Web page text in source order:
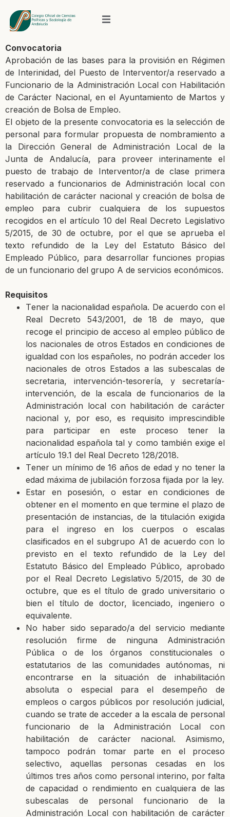
Convocatoria
Aprobación de las bases para la provisión en Régimen
de Interinidad, del Puesto de Interventor/a reservado a
Funcionario de la Administración Local con Habilitación
de Carácter Nacional, en el Ayuntamiento de Martos y
creación de Bolsa de Empleo.
El objeto de la presente convocatoria es la selección de
personal para formular propuesta de nombramiento a
la Dirección General de Administración Local de la
Junta de Andalucía, para proveer interinamente el
puesto de trabajo de Interventor/a de clase primera
reservado a funcionarios de Administración local con
habilitación de carácter nacional y creación de bolsa de
empleo para cubrir cualquiera de los supuestos
recogidos en el artículo 10 del Real Decreto Legislativo
5/2015, de 30 de octubre, por el que se aprueba el
texto refundido de la Ley del Estatuto Básico del
Empleado Público, para desarrollar funciones propias
de un funcionario del grupo A de servicios económicos.
Requisitos
Tener la nacionalidad española. De acuerdo con el
Real Decreto 543/2001, de 18 de mayo, que
recoge el principio de acceso al empleo público de
los nacionales de otros Estados en condiciones de
igualdad con los españoles, no podrán acceder los
nacionales de otros Estados a las subescalas de
secretaria, intervención-tesorería, y secretaría-
intervención, de la escala de funcionarios de la
Administración local con habilitación de carácter
nacional y, por eso, es requisito imprescindible
para participar en este proceso tener la
nacionalidad española tal y como también exige el
artículo 19.1 del Real Decreto 128/2018.
Tener un mínimo de 16 años de edad y no tener la
edad máxima de jubilación forzosa fijada por la ley.
Estar en posesión, o estar en condiciones de
obtener en el momento en quetermine el plazo de
presentación de instancias, de la titulación exigida
para el ingreso en loscuerpos o escalas
clasificados en el subgrupo A1 de acuerdo con lo
previsto en el texto refundido de la Ley del
Estatuto Básico del Empleado Público, aprobado
por el Real Decreto Legislativo 5/2015, de 30 de
octubre, que es el título de grado universitario o
bien el título de doctor, licenciado, ingeniero o
equivalente.
No haber sido separado/a del servicio mediante
resolución firme de ninguna Administración
Pública o de los órganos constitucionales o
estatutarios de las comunidadesautónomas, ni
encontrarse en la situación de inhabilitación
absoluta o especial para el desempeño de
empleos o cargos públicos por resolución judicial,
cuando se trate de acceder a la escala de personal
funcionario de la Administración Local con
habilitación de carácter nacional. Asimismo,
tampoco podrán tomar parte en el proceso
selectivo, aquellas personas cesadas en los
últimos tres años como personal interino, por falta
de capacidad o rendimiento en cualquiera de las
subescalas de personal funcionario de la
Administración Local con habilitación de carácter